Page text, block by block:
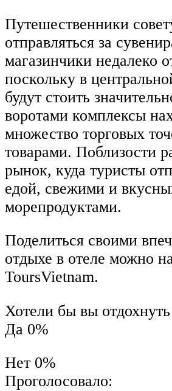
Путешественники
отправляться за
магазинчики недалеко
поскольку в
будут стоить
воротами комплексы
множество торговых
товарами. Поблизости
рынок, куда туристы
едой, свежими и
морепродуктами.
Поделиться своими
отдыхе в отеле можно
ToursVietnam.
Хотели бы вы
Да 0%
Нет 0%
Проголосовало: